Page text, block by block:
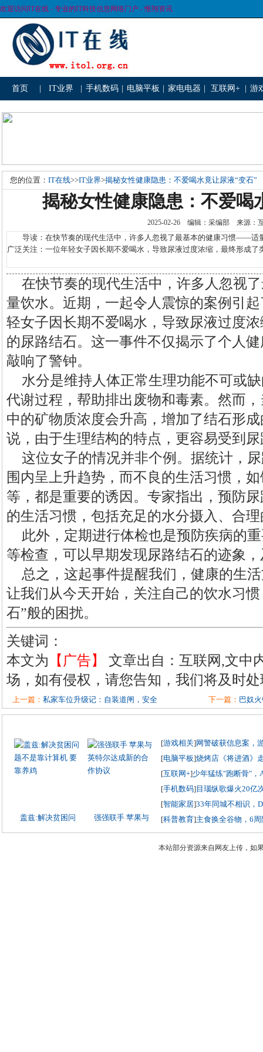
欢迎访问IT在线 - 专业的IT科技信息网络门户 - 惟翔资讯
首页 IT业界 手机数码 电脑平板 家电电器 互联网+ 游
您的位置： IT在线>>IT业界>揭秘女性健康隐患：不爱喝水竟让尿液“变石”
揭秘女性健康隐患：不爱喝
2025-02-26 编辑：采编部 来源
导读：在快节奏的现代生活中，许多人忽视了最基本的健康习惯——适
广泛关注：一位年轻女子因长期不爱喝水，导致尿液过度浓缩，最终形成了
在快节奏的现代生活中，许多人忽视
量饮水。近期，一起令人震惊的案例引
轻女子因长期不爱喝水，导致尿液过度
的尿路结石。这一事件不仅揭示了个人
敲响了警钟。
水分是维持人体正常生理功能不可或
代谢过程，帮助排出废物和毒素。然而
中的矿物质浓度会升高，增加了结石形
说，由于生理结构的特点，更容易受到
这位女子的情况并非个例。据统计，
围内呈上升趋势，而不良的生活习惯，
等，都是重要的诱因。专家指出，预防
的生活习惯，包括充足的水分摄入、合
此外，定期进行体检也是预防疾病的
等检查，可以早期发现尿路结石的迹象
总之，这起事件提醒我们，健康的生
让我们从今天开始，关注自己的饮水习
石”般的困扰。
关键词：
本文为 【广告】
文章出自：互联网,文中
场，如有侵权，请您告知，我们将及时
上一篇： 私家车位升级记：自装道闸，安全 下一篇： 巴奴
盖兹:解决贫困问 强强联手 苹果与
[游戏相关]网警破获信息案，
[电脑平板]烧烤店《将进酒》
[互联网+]少年猛练"跑断骨"，
[手机数码]目瑙纵歌爆火20亿
[智能家居]33年同城不相识，
[科普教育]主食换全谷物，6
本站部分资源来自网友上传，如